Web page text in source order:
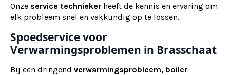
Onze service technieker heeft de kennis en ervaring om
elk probleem snel en vakkundig op te lossen.
Spoedservice voor
Verwarmingsproblemen in Brasschaat
Bij een dringend verwarmingsprobleem, boiler